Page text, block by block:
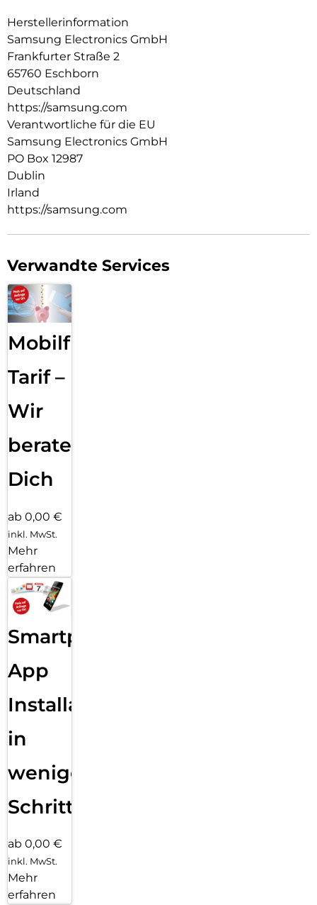
schützen.
Herstellerinformation
Samsung Electronics GmbH
Frankfurter Straße 2
65760 Eschborn
Deutschland
https://samsung.com
Verantwortliche für die EU
Samsung Electronics GmbH
PO Box 12987
Dublin
Irland
https://samsung.com
Verwandte Services
Mobilfunk
Tarif –
Wir
beraten
Dich
ab 0,00 €
inkl. MwSt.
Mehr
erfahren
Smartphone
App
Installation
in
wenigen
Schritten
ab 0,00 €
inkl. MwSt.
Mehr
erfahren